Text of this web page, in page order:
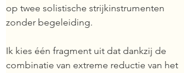
op twee solistische strijkinstrumenten
zonder begeleiding.
Ik kies één fragment uit dat dankzij de
combinatie van extreme reductie van het